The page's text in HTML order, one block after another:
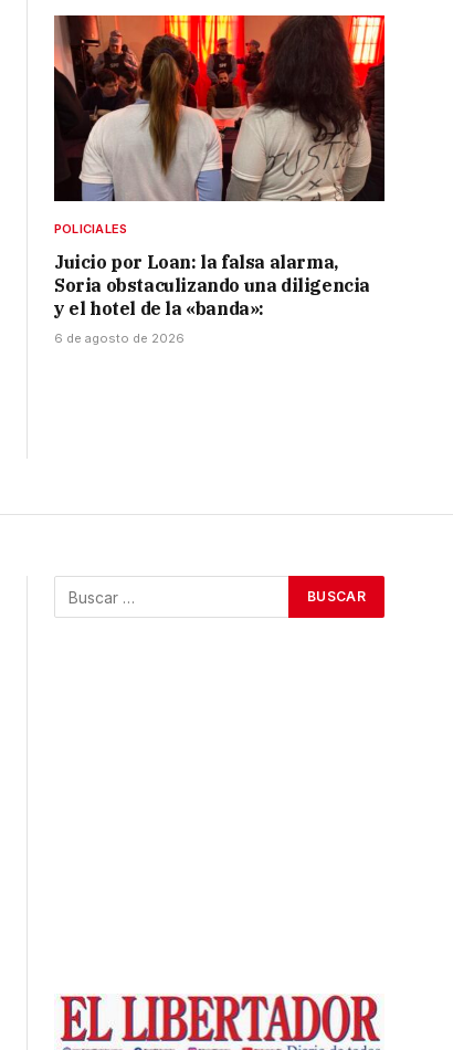
POLICIALES
Juicio por Loan: la falsa alarma,
Soria obstaculizando una diligencia
y el hotel de la «banda»:
6 de agosto de 2026